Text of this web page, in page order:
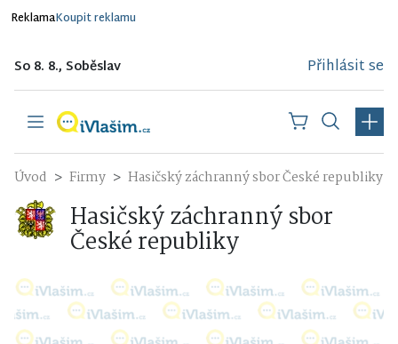
ReklamaKoupit reklamu
So 8. 8., Soběslav Přihlásit se
Úvod Firmy Hasičský záchranný sbor České republiky
Hasičský záchranný sbor
České republiky